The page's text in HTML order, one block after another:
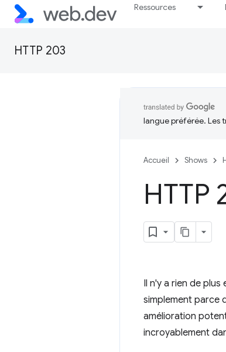
Ressources
HTTP 203
langue préférée. Les
Accueil Shows
HTTP
Il n'y a rien de
simplement parce
amélioration
incroyablement